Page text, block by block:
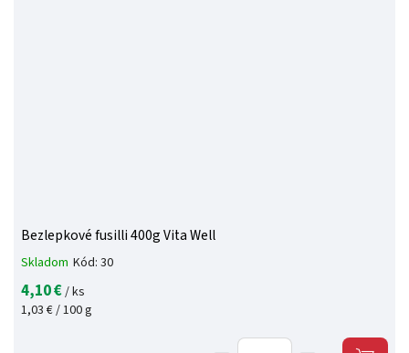
Bezlepkové fusilli 400g Vita Well
Skladom Kód: 30
4,10 €/ ks
1,03 € / 100 g